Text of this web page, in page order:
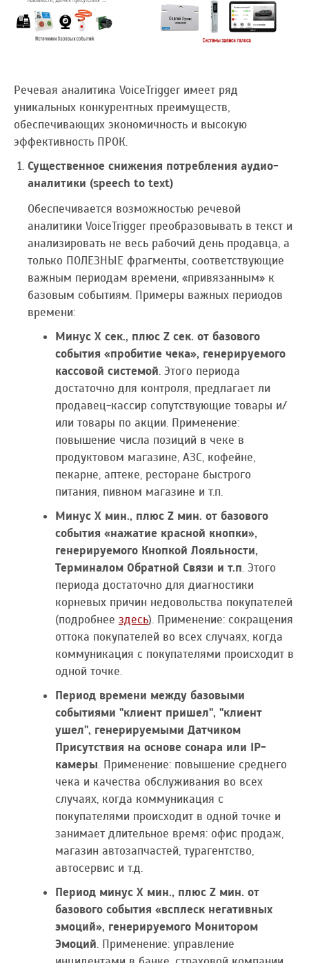
Речевая аналитика VoiceTrigger имеет ряд
уникальных конкурентных преимуществ,
обеспечивающих экономичность и высокую
эффективность ПРОК.
Существенное снижения потребления аудио-
аналитики (speech to text)
Обеспечивается возможностью речевой
аналитики VoiceTrigger преобразовывать в текст и
анализировать не весь рабочий день продавца, а
только ПОЛЕЗНЫЕ фрагменты, соответствующие
важным периодам времени, «привязанным» к
базовым событиям. Примеры важных периодов
времени:
Минус Х сек., плюс Z сек. от базового
события «пробитие чека», генерируемого
кассовой системой. Этого периода
достаточно для контроля, предлагает ли
продавец-кассир сопутствующие товары и/
или товары по акции. Применение:
повышение числа позиций в чеке в
продуктовом магазине, АЗС, кофейне,
пекарне, аптеке, ресторане быстрого
питания, пивном магазине и т.п.
Минус Х мин., плюс Z мин. от базового
события «нажатие красной кнопки»,
генерируемого Кнопкой Лояльности,
Терминалом Обратной Связи и т.п. Этого
периода достаточно для диагностики
корневых причин недовольства покупателей
(подробнее здесь). Применение: сокращения
оттока покупателей во всех случаях, когда
коммуникация с покупателями происходит в
одной точке.
Период времени между базовыми
событиями "клиент пришел", "клиент
ушел", генерируемыми Датчиком
Присутствия на основе сонара или IP-
камеры. Применение: повышение среднего
чека и качества обслуживания во всех
случаях, когда коммуникация с
покупателями происходит в одной точке и
занимает длительное время: офис продаж,
магазин автозапчастей, турагентство,
автосервис и т.д.
Период минус Х мин., плюс Z мин. от
базового события «всплеск негативных
эмоций», генерируемого Монитором
Эмоций. Применение: управление